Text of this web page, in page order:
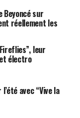
Beyoncé sur
réellement les
leur
électro
avec “Vive la